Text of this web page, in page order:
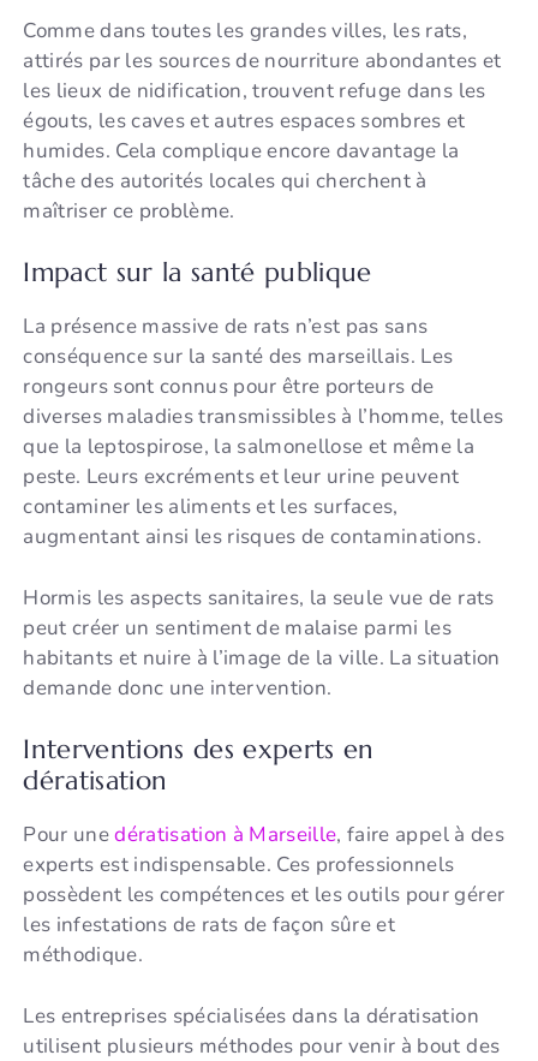
Comme dans toutes les grandes villes, les rats,
attirés par les sources de nourriture abondantes et
les lieux de nidification, trouvent refuge dans les
égouts, les caves et autres espaces sombres et
humides. Cela complique encore davantage la
tâche des autorités locales qui cherchent à
maîtriser ce problème.
Impact sur la santé publique
La présence massive de rats n’est pas sans
conséquence sur la santé des marseillais. Les
rongeurs sont connus pour être porteurs de
diverses maladies transmissibles à l’homme, telles
que la leptospirose, la salmonellose et même la
peste. Leurs excréments et leur urine peuvent
contaminer les aliments et les surfaces,
augmentant ainsi les risques de contaminations.
Hormis les aspects sanitaires, la seule vue de rats
peut créer un sentiment de malaise parmi les
habitants et nuire à l’image de la ville. La situation
demande donc une intervention.
Interventions des experts en
dératisation
Pour unedératisation à Marseille, faire appel à des
experts est indispensable. Ces professionnels
possèdent les compétences et les outils pour gérer
les infestations de rats de façon sûre et
méthodique.
Les entreprises spécialisées dans la dératisation
utilisent plusieurs méthodes pour venir à bout des